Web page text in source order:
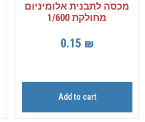
מכסה לתבנית אלומיניום
מחולקת 1/600
0.15 ₪
Add to cart